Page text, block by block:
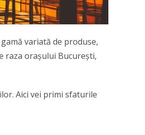
variată de produse,
raza orașului București,
Aici vei primi sfaturile